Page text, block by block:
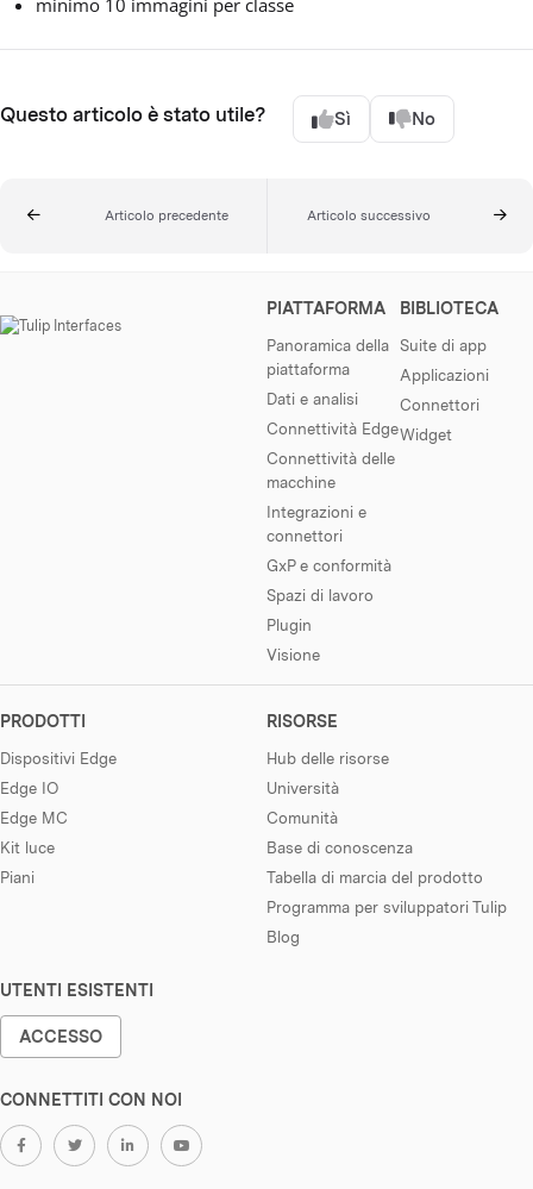
minimo 10 immagini per classe
Questo articolo è stato utile? Sì No
Articolo precedente Articolo successivo
PIATTAFORMA
Panoramica della
piattaforma
Dati e analisi
Connettività Edge
Connettività delle
macchine
Integrazioni e
connettori
GxP e conformità
Spazi di lavoro
Plugin
Visione
BIBLIOTECA
Suite di app
Applicazioni
Connettori
Widget
PRODOTTI
Dispositivi Edge
Edge IO
Edge MC
Kit luce
Piani
RISORSE
Hub delle risorse
Università
Comunità
Base di conoscenza
Tabella di marcia del prodotto
Programma per sviluppatori Tulip
Blog
UTENTI ESISTENTI
ACCESSO
CONNETTITI CON NOI